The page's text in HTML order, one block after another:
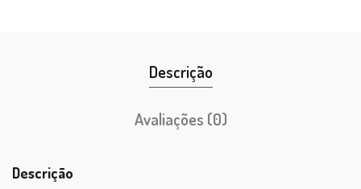
Descrição
Avaliações (0)
Descrição